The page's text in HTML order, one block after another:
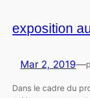
exposition
Mar 2, 2019—
Dans le cadre du